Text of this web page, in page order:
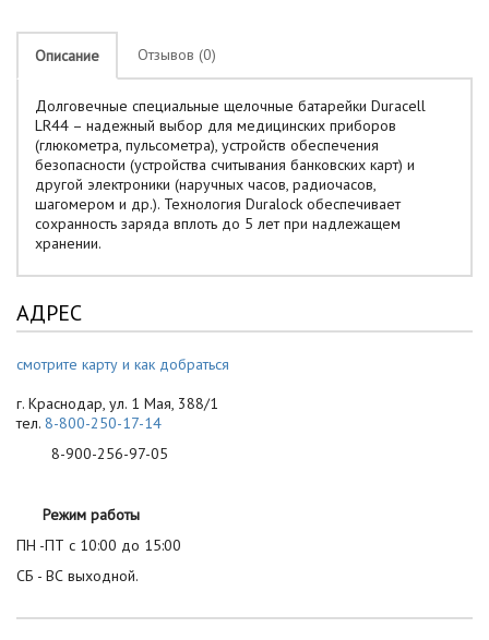
Описание Отзывов (0)
Долговечные специальные щелочные батарейки Duracell
LR44 – надежный выбор для медицинских приборов
(глюкометра, пульсометра), устройств обеспечения
безопасности (устройства считывания банковских карт) и
другой электроники (наручных часов, радиочасов,
шагомером и др.). Технология Duralock обеспечивает
сохранность заряда вплоть до 5 лет при надлежащем
хранении.
АДРЕС
смотрите карту и как добраться
г. Краснодар, ул. 1 Мая, 388/1
тел. 8-800-250-17-14
8-900-256-97-05
Режим работы
ПН -ПТ с 10:00 до 15:00
СБ - ВС выходной.